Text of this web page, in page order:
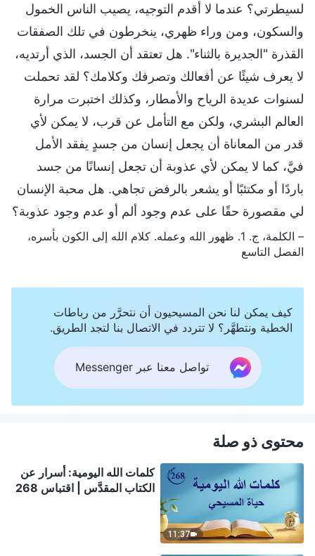
لسيطرتي؟ عندما لا أقدم التوجيه، يصيب الناس الخمول
والسكون، ومن وراء ظهري، ينخرطون في تلك الصفقات
القذرة "الجديرة بالثناء". هل تعتقد أن الجسد، الذي أرتديه،
لا يعرف شيئًا عن أفعالك وتصرفك وكلامك؟ لقد تحملت
لسنوات عديدة الرياح والأمطار، وكذلك اختبرت مرارة
العالم البشري، ولكن مع التأمل عن قرب، لا يمكن لأي
قدر من المعاناة أن يجعل إنسان من جسدٍ يفقد الأمل
فيَّ، كما لا يمكن لأي عذوبة أن تجعل إنسانًا من جسد
باردًا أو مكتئبًا أو يشعر بالرفض تجاهي. هل محبة الإنسان
لي مقصورة حقًا على عدم وجود ألم أو عدم وجود عذوبة؟
– الكلمة، ج. 1. ظهور الله وعمله. كلام الله إلى الكون بأسره،
الفصل التاسع
كيف يمكن لنا نحن المسيحيون أن نتحرَّر من رباطات
الخطية ونتطهَّر؟ لا تتردد في الاتصال بنا لتجد الطريق.
تواصل معنا عبر Messenger
محتوى ذو صلة
11:37
كلمات الله اليومية: أسرار عن
الكتاب المقدَّس | اقتباس 268